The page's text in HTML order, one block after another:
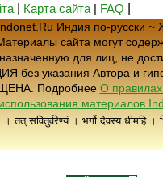
Карта сайта | FAQ
Индия по-русски ~
сайта могут
для лиц, не
без указания Автора и
Подробнее О
использования материалов
। तत् सवितुर्वरेण्यं । भर्गो देवस्य धीमहि ।